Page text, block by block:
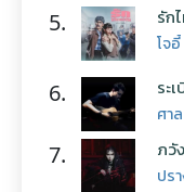
5. รัก
โจ
6. ระ
ศา
7. ภวั
ปร